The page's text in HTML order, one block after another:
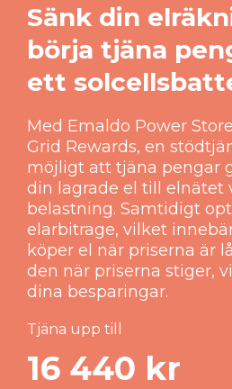
Sänk din
börja tjäna
ett
Med Emaldo Power
Grid Rewards, en
möjligt att tjäna pengar
din lagrade el till elnätet
belastning. Samtidigt
elarbitrage, vilket
köper el när priserna är
den när priserna stiger,
dina besparingar.
Tjäna upp till
16 440 kr